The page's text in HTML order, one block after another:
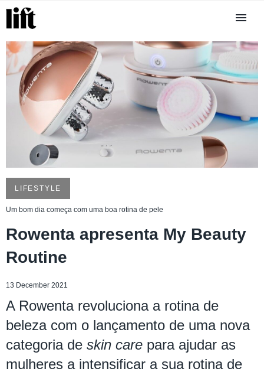
LIFESTYLE
Um bom dia começa com uma boa rotina de pele
Rowenta apresenta My Beauty
Routine
13 December 2021
A Rowenta revoluciona a rotina de
beleza com o lançamento de uma nova
categoria de skin care para ajudar as
mulheres a intensificar a sua rotina de